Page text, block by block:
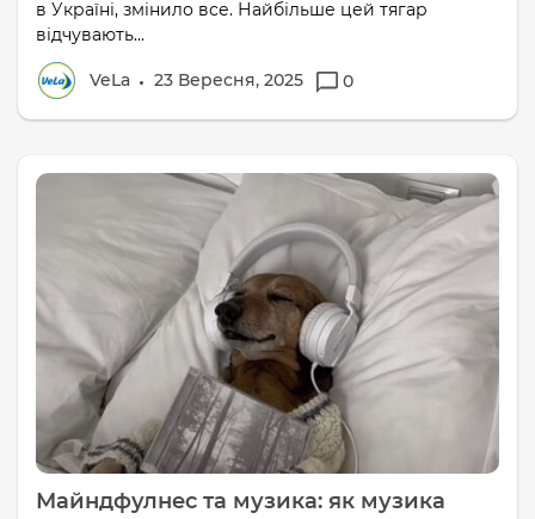
в Україні, змінило все. Найбільше цей тягар
відчувають...
VeLa 23 Вересня, 2025 0
Майндфулнес та музика: як музика